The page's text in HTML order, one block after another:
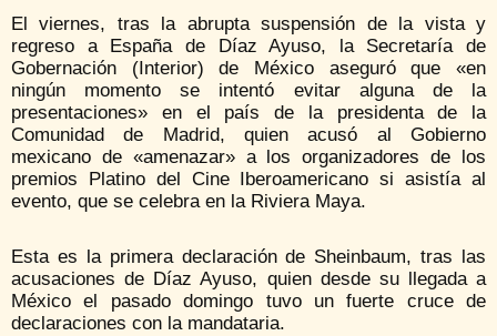
El viernes, tras la abrupta suspensión de la vista y
regreso a España de Díaz Ayuso, la Secretaría de
Gobernación (Interior) de México aseguró que «en
ningún momento se intentó evitar alguna de la
presentaciones» en el país de la presidenta de la
Comunidad de Madrid, quien acusó al Gobierno
mexicano de «amenazar» a los organizadores de los
premios Platino del Cine Iberoamericano si asistía al
evento, que se celebra en la Riviera Maya.
Esta es la primera declaración de Sheinbaum, tras las
acusaciones de Díaz Ayuso, quien desde su llegada a
México el pasado domingo tuvo un fuerte cruce de
declaraciones con la mandataria.